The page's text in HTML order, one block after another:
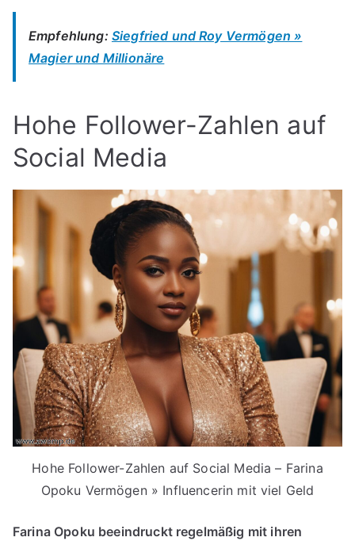
Empfehlung: Siegfried und Roy Vermögen »
Magier und Millionäre
Hohe Follower-Zahlen auf
Social Media
Hohe Follower-Zahlen auf Social Media – Farina
Opoku Vermögen » Influencerin mit viel Geld
Farina Opoku beeindruckt regelmäßig mit ihren